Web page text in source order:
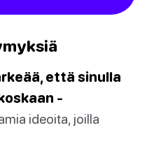
että sinulla
-
ideoita, joilla